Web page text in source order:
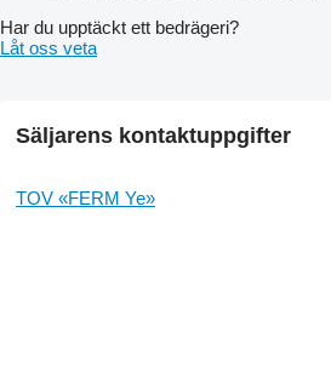
Har du upptäckt ett bedrägeri?
Låt oss veta
Säljarens kontaktuppgifter
TOV «FERM Ye»